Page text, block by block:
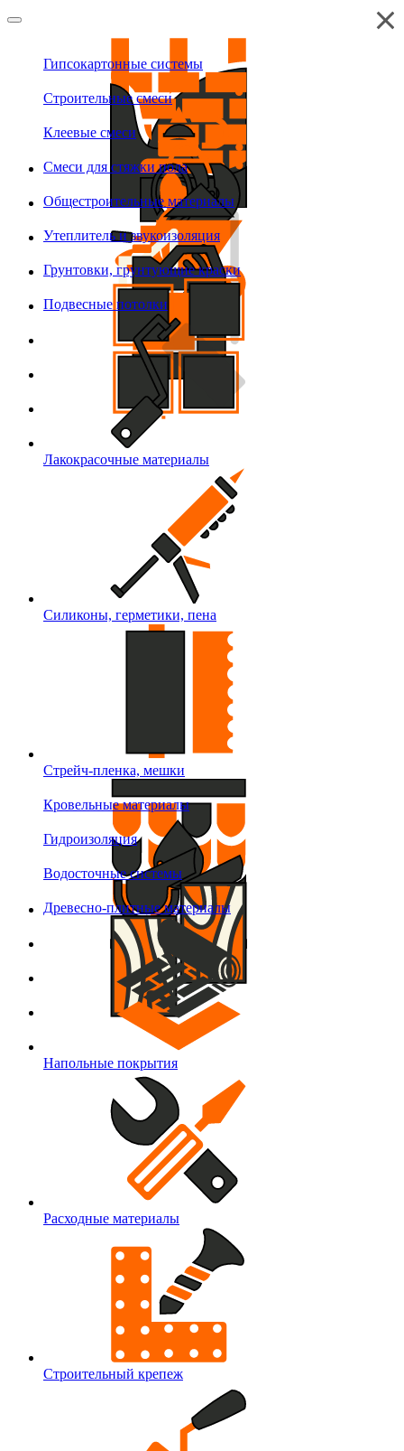
Гипсокартонные системы
Строительные смеси
Клеевые смеси
Смеси для стяжки пола
Общестроительные материалы
Утеплитель и звукоизоляция
Грунтовки, грунтующие краски
Подвесные потолки
Лакокрасочные материалы
Силиконы, герметики, пена
Стрейч-пленка, мешки
Кровельные материалы
Гидроизоляция
Водосточные системы
Древесно-плитные материалы
Напольные покрытия
Расходные материалы
Строительный крепеж